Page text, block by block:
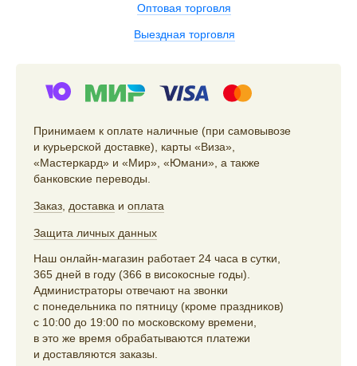
Оптовая торговля
Выездная торговля
Принимаем к оплате наличные (при самовывозе
и курьерской доставке), карты «Виза»,
«Мастеркард» и «Мир», «Юмани», а также
банковские переводы.
Заказ доставка и оплата
Защита личных данных
Наш онлайн-магазин работает 24 часа в сутки,
365 дней в году (366 в високосные годы).
Администраторы отвечают на звонки
с понедельника по пятницу (кроме праздников)
с 10:00 до 19:00 по московскому времени,
в это же время обрабатываются платежи
и доставляются заказы.